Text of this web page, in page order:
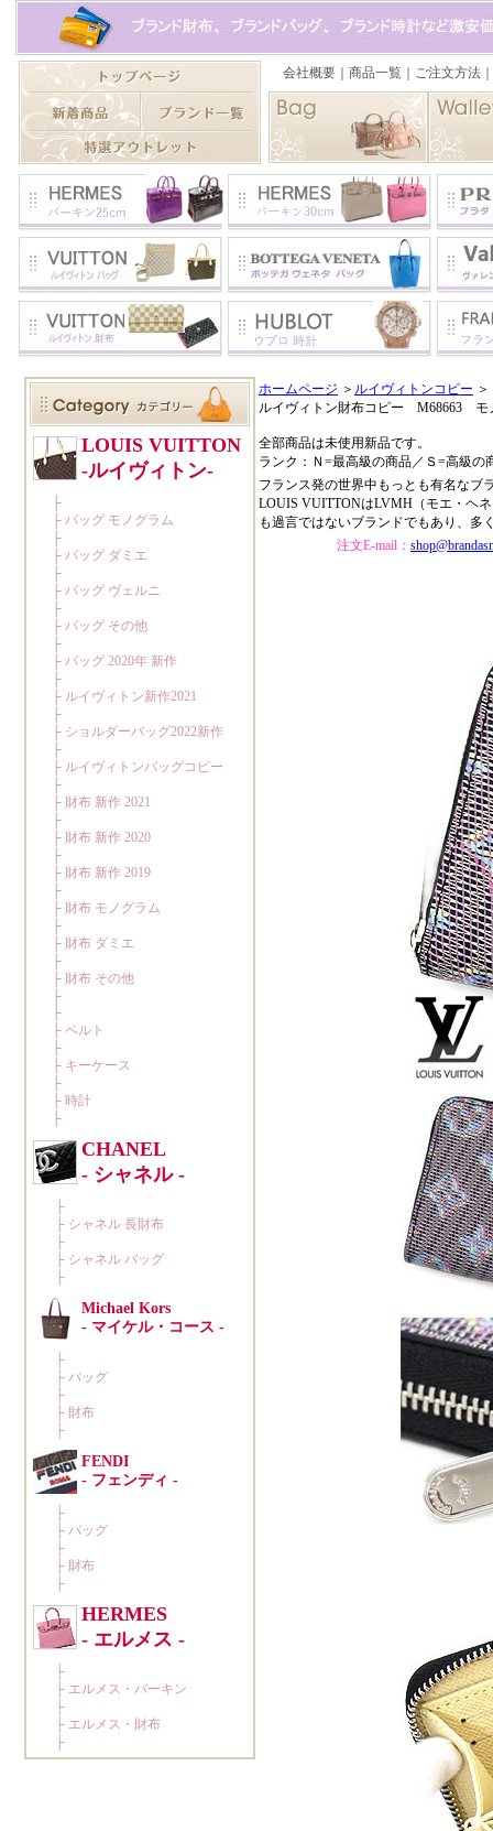
ホームページ ＞ ルイヴィトンコピー ＞
ルイヴィトン財布コピー M68663
全部商品は未使用新品です。
ランク：Ｎ=最高級の商品／Ｓ=高級の
フランス発の世界中もっとも有名なブ
LOUIS VUITTONはLVMH（モエ・ヘ
も過言ではないブランドでもあり、多
注文E-mail：